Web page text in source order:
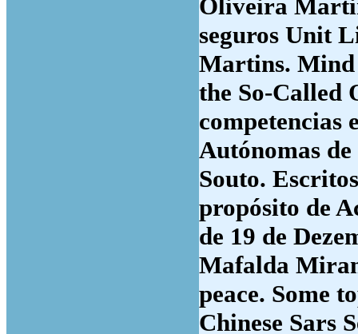
Oliveira
seguros Unit
Martins. Mind
the So-Called
competencias
Autónomas
Souto.
propósito de
de 19 de
Mafalda
peace. Some
Chinese Sars